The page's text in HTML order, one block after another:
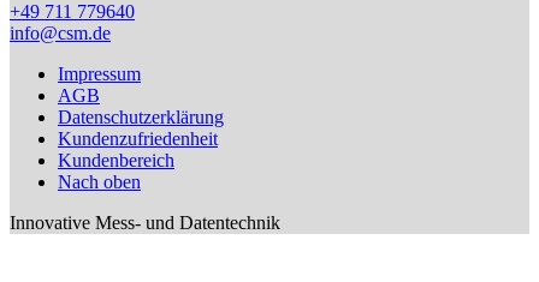
+49 711 779640
info@csm.de
Impressum
AGB
Datenschutzerklärung
Kundenzufriedenheit
Kundenbereich
Nach oben
Innovative Mess- und Datentechnik